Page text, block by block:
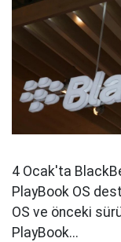
4 Ocak'ta
PlayBook OS
OS ve önceki
PlayBook...